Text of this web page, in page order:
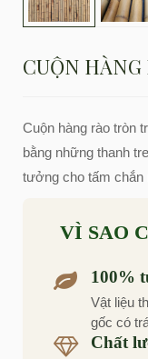
CUỘN HÀNG
Cuộn hàng rào tròn
bằng những thanh
tưởng cho tấm
VÌ SAO
100%
Vật liệu
gốc có
Chất